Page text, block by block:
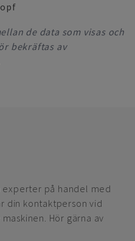
de data som visas och
bekräftas av
experter på handel med
din kontaktperson vid
Hör gärna av